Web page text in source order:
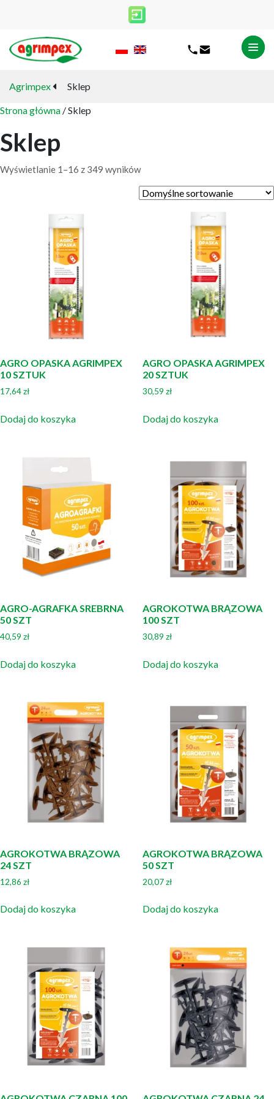
Agrimpex Sklep
Strona główna / Sklep
Sklep
Wyświetlanie 1–16 z 349 wyników
AGRO OPASKA AGRIMPEX
10 SZTUK
17,64zł
Dodaj do koszyka
AGRO OPASKA AGRIMPEX
20 SZTUK
30,59 zł
Dodaj do koszyka
AGRO-AGRAFKA SREBRNA
50 SZT
40,59 zł
Dodaj do koszyka
AGROKOTWA BRĄZOWA
100 SZT
30,89 zł
Dodaj do koszyka
AGROKOTWA BRĄZOWA
24 SZT
12,86 zł
Dodaj do koszyka
AGROKOTWA BRĄZOWA
50 SZT
20,07zł
Dodaj do koszyka